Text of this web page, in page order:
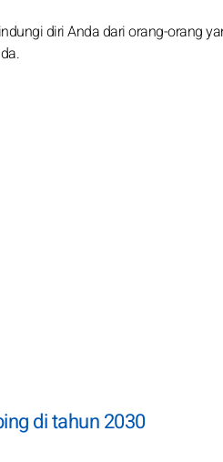
diri Anda dari orang-orang
di tahun 2030